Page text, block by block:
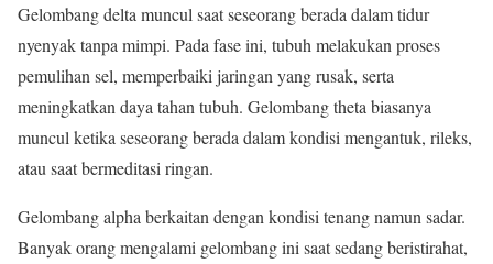
Gelombang delta muncul saat seseorang berada dalam tidur
nyenyak tanpa mimpi. Pada fase ini, tubuh melakukan proses
pemulihan sel, memperbaiki jaringan yang rusak, serta
meningkatkan daya tahan tubuh. Gelombang theta biasanya
muncul ketika seseorang berada dalam kondisi mengantuk, rileks,
atau saat bermeditasi ringan.
Gelombang alpha berkaitan dengan kondisi tenang namun sadar.
Banyak orang mengalami gelombang ini saat sedang beristirahat,